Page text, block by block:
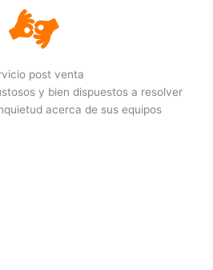
post venta
y bien dispuestos a resolver
acerca de sus equipos